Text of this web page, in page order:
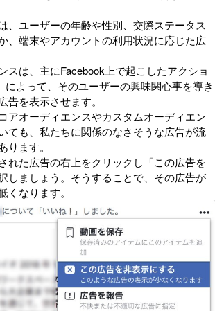
、ユーザーの年齢や性別、交際ステータス
、端末やアカウントの利用状況に応じた広
スは、主にFacebook上で起こしたアクショ
によって、そのユーザーの興味関心事を導き
告を表示させます。
アオーディエンスやカスタムオーディエン
ても、私たちに関係のなさそうな広告が流
ります。
れた広告の右上をクリックし「この広告を
しましょう。そうすることで、その広告が
くなります。